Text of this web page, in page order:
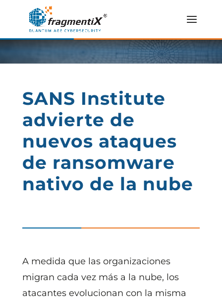
SANS Institute
advierte de
nuevos ataques
de ransomware
nativo de la nube
A medida que las organizaciones
migran cada vez más a la nube, los
atacantes evolucionan con la misma